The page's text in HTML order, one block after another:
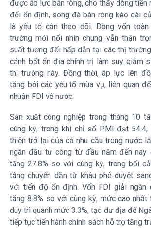
được áp lực bán ròng, cho thấy dòng tiền
đối ổn định, song đà bán ròng kéo dài
là yếu tố cần theo dõi. Dòng vốn
trường mới nổi nhìn chung vẫn thận
suất tương đối hấp dẫn tại các thị
cảnh bất ổn địa chính trị làm suy giảm
thị trường này. Đồng thời, áp lực lên
tăng bởi các yếu tố mùa vụ, liên quan
nhuận FDI về nước.
Sản xuất công nghiệp trong tháng 10
cùng kỳ, trong khi chỉ số PMI đạt 54.4,
thiện trở lại của cả nhu cầu trong nước
ngân đầu tư công từ đầu năm đến nay
tăng 27.8% so với cùng kỳ, trong bối
tầng chuyển dần từ khâu phê duyệt
với tiến độ ổn định. Vốn FDI giải ngân
tăng 8.8% so với cùng kỳ, mức cao nhất
duy trì quanh mức 3.3%, tạo dư địa để
tiếp tục tiến hành chính sách hỗ trợ tăng